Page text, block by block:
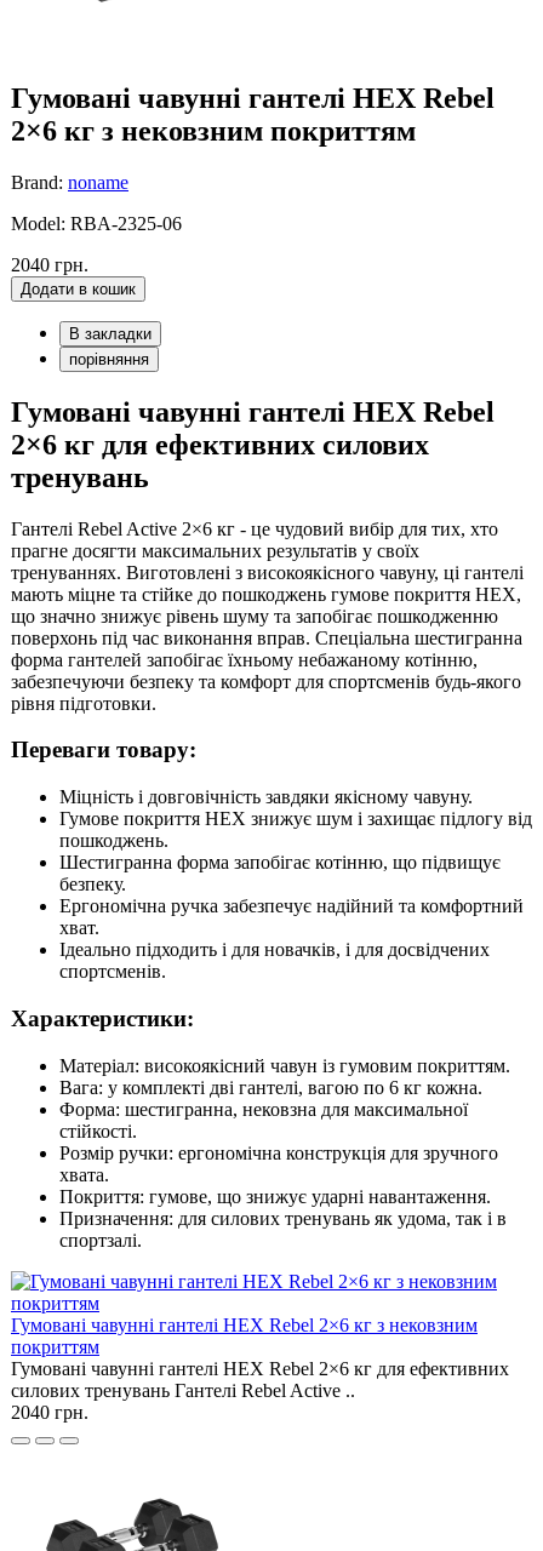
Гумовані чавунні гантелі HEX Rebel
2×6 кг з нековзним покриттям
Brand: noname
Model: RBA-2325-06
2040 грн.
Додати в кошик
В закладки
порівняння
Гумовані чавунні гантелі HEX Rebel
2×6 кг для ефективних силових
тренувань
Гантелі Rebel Active 2×6 кг - це чудовий вибір для тих, хто
прагне досягти максимальних результатів у своїх
тренуваннях. Виготовлені з високоякісного чавуну, ці гантелі
мають міцне та стійке до пошкоджень гумове покриття HEX,
що значно знижує рівень шуму та запобігає пошкодженню
поверхонь під час виконання вправ. Спеціальна шестигранна
форма гантелей запобігає їхньому небажаному котінню,
забезпечуючи безпеку та комфорт для спортсменів будь-якого
рівня підготовки.
Переваги товару:
Міцність і довговічність завдяки якісному чавуну.
Гумове покриття HEX знижує шум і захищає підлогу від
пошкоджень.
Шестигранна форма запобігає котінню, що підвищує
безпеку.
Ергономічна ручка забезпечує надійний та комфортний
хват.
Ідеально підходить і для новачків, і для досвідчених
спортсменів.
Характеристики:
Матеріал: високоякісний чавун із гумовим покриттям.
Вага: у комплекті дві гантелі, вагою по 6 кг кожна.
Форма: шестигранна, нековзна для максимальної
стійкості.
Розмір ручки: ергономічна конструкція для зручного
хвата.
Покриття: гумове, що знижує ударні навантаження.
Призначення: для силових тренувань як удома, так і в
спортзалі.
Гумовані чавунні гантелі HEX Rebel 2×6 кг з нековзним
покриттям
Гумовані чавунні гантелі HEX Rebel 2×6 кг для ефективних
силових тренувань Гантелі Rebel Active ..
2040 грн.